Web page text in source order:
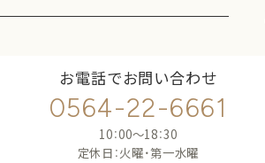
お電話でお問い合わせ
0564-22-6661
10：00〜18：30
定休日：火曜・第一水曜